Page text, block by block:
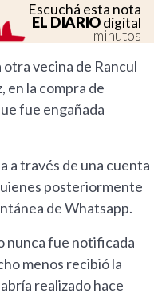
Escuchá esta nota
EL DIARIOdigital
minutos
vecina de Rancul
en la compra de
fue engañada
a través de una cuenta
posteriormente
de Whatsapp.
nunca fue notificada
menos recibió la
realizado hace